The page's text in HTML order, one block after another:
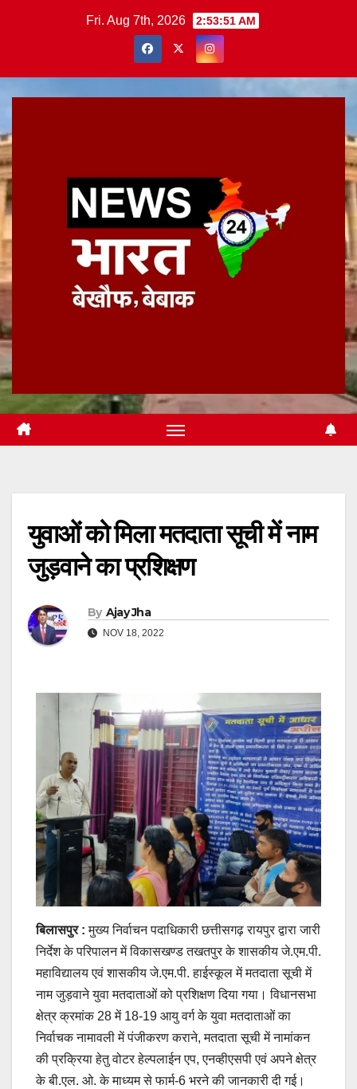
Fri. Aug 7th, 2026 2:53:52 AM
युवाओं को मिला मतदाता सूची में नाम
जुड़वाने का प्रशिक्षण
By Ajay Jha
NOV 18, 2022
बिलासपुर :मुख्य निर्वाचन पदाधिकारी छत्तीसगढ़ रायपुर द्वारा जारी
निर्देश के परिपालन में विकासखण्ड तखतपुर के शासकीय जे.एम.पी.
महाविद्यालय एवं शासकीय जे.एम.पी. हाईस्कूल में मतदाता सूची में
नाम जुड़वाने युवा मतदाताओं को प्रशिक्षण दिया गया। विधानसभा
क्षेत्र क्रमांक 28 में 18-19 आयु वर्ग के युवा मतदाताओं का
निर्वाचक नामावली में पंजीकरण कराने, मतदाता सूची में नामांकन
की प्रक्रिया हेतु वोटर हेल्पलाईन एप, एनव्हीएसपी एवं अपने क्षेत्र
के बी.एल. ओ. के माध्यम से फार्म-6 भरने की जानकारी दी गई।